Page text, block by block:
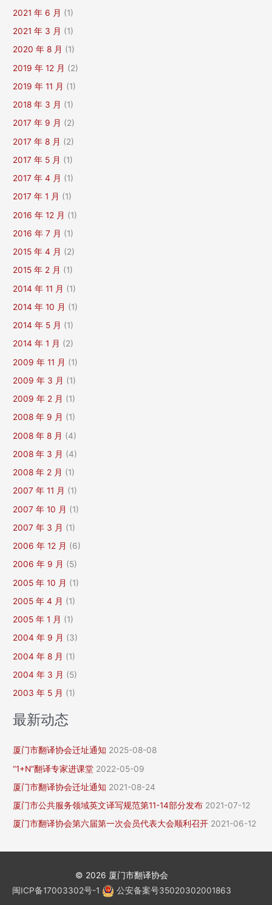
部
分
公
众
征
意
见
知
2021 年 6 月 (1)
2021 年 3 月 (1)
2020 年 8 月 (1)
2019 年 12 月 (2)
2019 年 11 月 (1)
2018 年 3 月 (1)
2017 年 9 月 (2)
2017 年 8 月 (2)
2017 年 5 月 (1)
2017 年 4 月 (1)
2017 年 1 月 (1)
2016 年 12 月 (1)
2016 年 7 月 (1)
2015 年 4 月 (2)
2015 年 2 月 (1)
2014 年 11 月 (1)
2014 年 10 月 (1)
2014 年 5 月 (1)
2014 年 1 月 (2)
2009 年 11 月 (1)
2009 年 3 月 (1)
2009 年 2 月 (1)
2008 年 9 月 (1)
2008 年 8 月 (4)
2008 年 3 月 (4)
2008 年 2 月 (1)
2007 年 11 月 (1)
2007 年 10 月 (1)
2007 年 3 月 (1)
2006 年 12 月 (6)
2006 年 9 月 (5)
2005 年 10 月 (1)
2005 年 4 月 (1)
2005 年 1 月 (1)
2004 年 9 月 (3)
2004 年 8 月 (1)
2004 年 3 月 (5)
2003 年 5 月 (1)
最新动态
厦门市翻译协会迁址通知 2025-08-08
“1+N”翻译专家进课堂 2022-05-09
厦门市翻译协会迁址通知 2021-08-24
厦门市公共服务领域英文译写规范第11-14部分发布 2021-07-12
厦门市翻译协会第六届第一次会员代表大会顺利召开 2021-06-12
© 2026 厦门市翻译协会
闽ICP备17003302号-1
公安备案号35020302001863